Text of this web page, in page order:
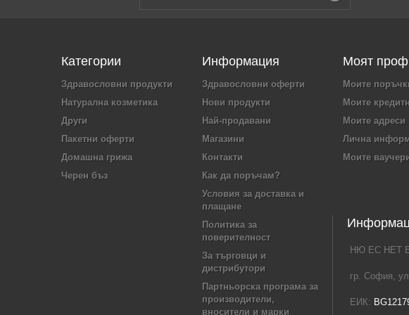
Категории
Здравословни продукти
Натурална козметика
Други
Пакетни оферти
Домашна грижа
Черен бъз
Информация
Здравословни оферти
Нови продукти
Най-продавани
Магазини
Контакти
Как да поръчам?
Условия за доставка и
плащане
Политика за
поверителност
За търговци и
дистрибутори
Партньорска програма за
производители,
вносители и марки
Моят
Моите
Моите
Моите адреси
Лична
Моите
НЮ ЕС НЕТ
гр. София,
ЕИК: